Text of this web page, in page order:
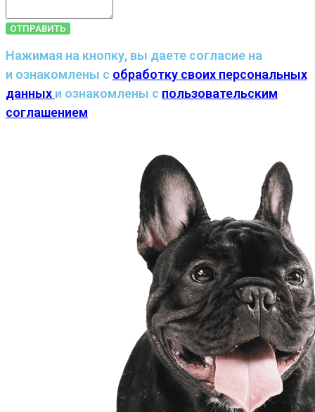
ОТПРАВИТЬ
Нажимая на кнопку, вы даете согласие на
и ознакомлены с обработку своих персональных
данных и ознакомлены с пользовательским
соглашением